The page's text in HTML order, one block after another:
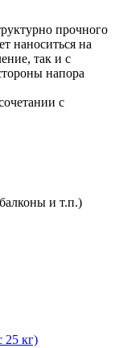
прочного
наноситься на
так и с
напора
с
и т.п.)
25 кг)